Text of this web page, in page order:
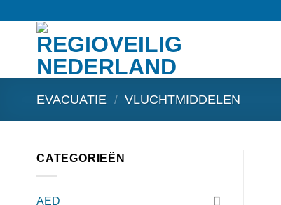
EVACUATIE / VLUCHTMIDDELEN
CATEGORIEËN
AED